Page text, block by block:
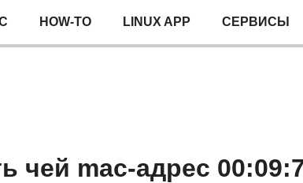
HOW-TO LINUX APP СЕРВИСЫ
чей mac-адрес